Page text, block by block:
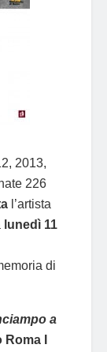
2013,
226
l’artista
lunedì 11
di
a
I